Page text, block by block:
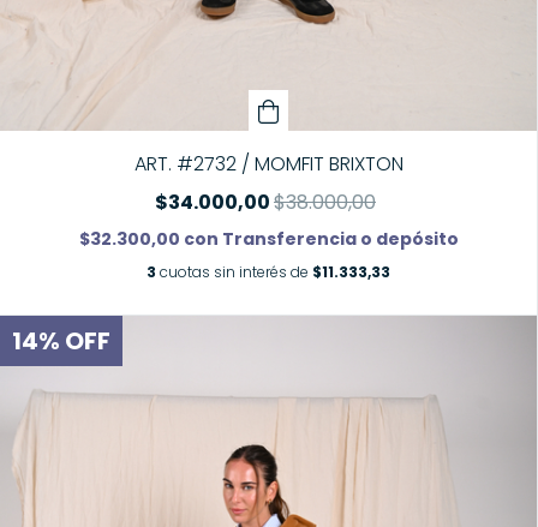
ART. #2732 / MOMFIT BRIXTON
$34.000,00$38.000,00
$32.300,00 con Transferencia o depósito
3 cuotas sin interés de $11.333,33
14% OFF